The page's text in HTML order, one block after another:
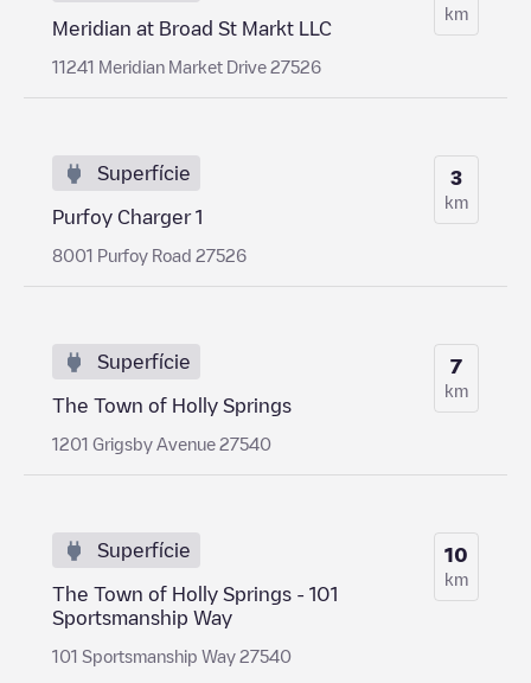
Meridian at Broad St Markt LLC
11241 Meridian Market Drive 27526
km
Superfície
Purfoy Charger 1
8001 Purfoy Road 27526
3
km
Superfície
The Town of Holly Springs
1201 Grigsby Avenue 27540
7
km
Superfície
The Town of Holly Springs - 101
Sportsmanship Way
101 Sportsmanship Way 27540
10
km